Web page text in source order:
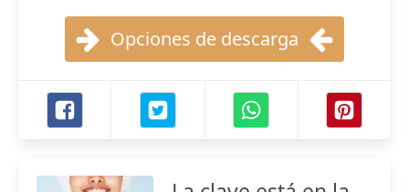
Opciones de descarga